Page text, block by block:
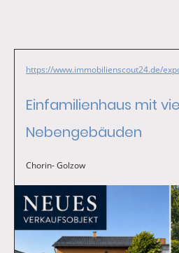
https://www.immobilienscout24.de/
Einfamilienhaus mit
Nebengebäuden
Chorin- Golzow